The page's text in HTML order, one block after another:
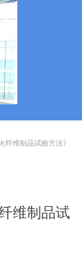
维制品试验方法》
维制品试